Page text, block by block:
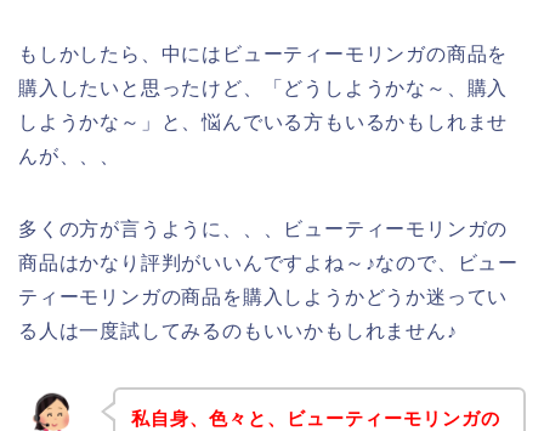
もしかしたら、中にはビューティーモリンガの商品を
購入したいと思ったけど、「どうしようかな～、購入
しようかな～」と、悩んでいる方もいるかもしれませ
んが、、、
多くの方が言うように、、、ビューティーモリンガの
商品はかなり評判がいいんですよね～♪なので、ビュー
ティーモリンガの商品を購入しようかどうか迷ってい
る人は一度試してみるのもいいかもしれません♪
私自身、色々と、ビューティーモリンガの